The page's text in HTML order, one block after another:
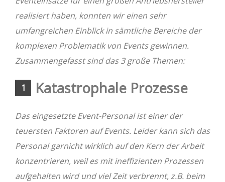
realisiert haben, konnten wir einen sehr
umfangreichen Einblick in sämtliche Bereiche der
komplexen Problematik von Events gewinnen.
Zusammengefasst sind das 3 große Themen:
1 Katastrophale Prozesse
Das eingesetzte Event-Personal ist einer der
teuersten Faktoren auf Events. Leider kann sich das
Personal garnicht wirklich auf den Kern der Arbeit
konzentrieren, weil es mit ineffizienten Prozessen
aufgehalten wird und viel Zeit verbrennt, z.B. beim